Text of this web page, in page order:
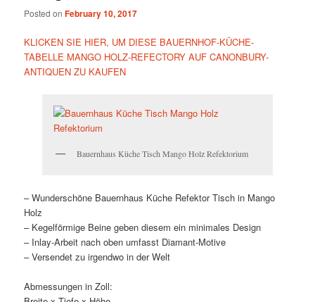
Posted onFebruary 10, 2017
KLICKEN SIE HIER, UM DIESE BAUERNHOF-KÜCHE-
TABELLE MANGO HOLZ-REFECTORY AUF CANONBURY-
ANTIQUEN ZU KAUFEN
Bauernhaus Küche Tisch Mango Holz Refektorium
– Wunderschöne Bauernhaus Küche Refektor Tisch in Mango
Holz
– Kegelförmige Beine geben diesem ein minimales Design
– Inlay-Arbeit nach oben umfasst Diamant-Motive
– Versendet zu irgendwo in der Welt
Abmessungen in Zoll: